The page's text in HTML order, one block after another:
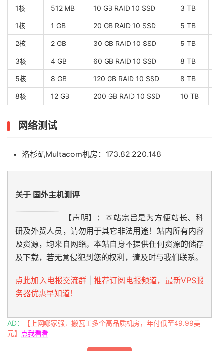
1核 512 MB 10 GB RAID 10 SSD 3 TB
1核 1 GB 20 GB RAID 10 SSD 5 TB
2核 2 GB 30 GB RAID 10 SSD 5 TB
3核 4 GB 60 GB RAID 10 SSD 8 TB
5核 8 GB 120 GB RAID 10 SSD 8 TB
8核 12 GB 200 GB RAID 10 SSD 10 TB
网络测试
洛杉矶Multacom机房：173.82.220.148
关于 国外主机测评
【声明】：本站宗旨是为方便站长、科
研及外贸人员，请勿用于其它非法用途！站内所有内容
及资源，均来自网络。本站自身不提供任何资源的储存
及下载，若无意侵犯到您的权利，请及时与我们联系。
点此加入电报交流群
推荐订阅电报频道，最新VPS服
务器优惠早知道！
AD：
【上网哪家强，搬瓦工多个高品质机房，年付低至49.99美
元】
点我看看